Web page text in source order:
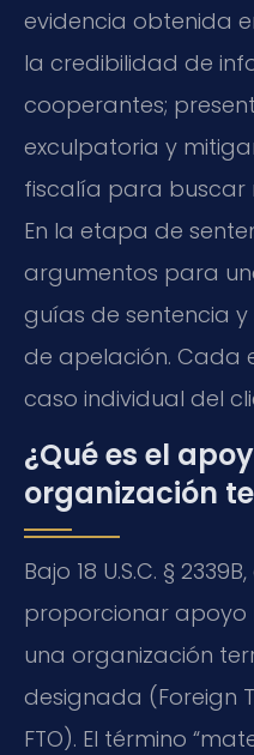
evidencia obtenida
la credibilidad de
cooperantes;
exculpatoria y
fiscalía para buscar
En la etapa de
argumentos para
guías de sentencia
de apelación. Cada
caso individual del
¿Qué es el
organización
Bajo 18 U.S.C. §
proporcionar apoyo
una organización
designada (Foreign
FTO). El término